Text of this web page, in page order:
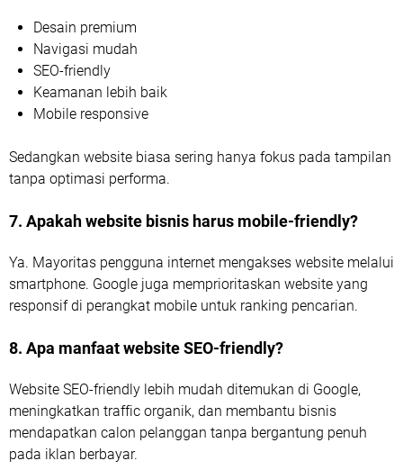
Desain premium
Navigasi mudah
SEO-friendly
Keamanan lebih baik
Mobile responsive
Sedangkan website biasa sering hanya fokus pada tampilan
tanpa optimasi performa.
7. Apakah website bisnis harus mobile-friendly?
Ya. Mayoritas pengguna internet mengakses website melalui
smartphone. Google juga memprioritaskan website yang
responsif di perangkat mobile untuk ranking pencarian.
8. Apa manfaat website SEO-friendly?
Website SEO-friendly lebih mudah ditemukan di Google,
meningkatkan traffic organik, dan membantu bisnis
mendapatkan calon pelanggan tanpa bergantung penuh
pada iklan berbayar.